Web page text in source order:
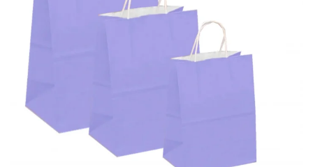
Cutii Clasice CO3 (BAX)
Cutii Clasice CO5 (BAX)
Cutii Cofetarie/ Patiserie
Cutii Prajituri Blank
Cutii Prajituri cu Display
Cutii Prajituri Generic
Cutii Tort Blank
Sacose Plastic